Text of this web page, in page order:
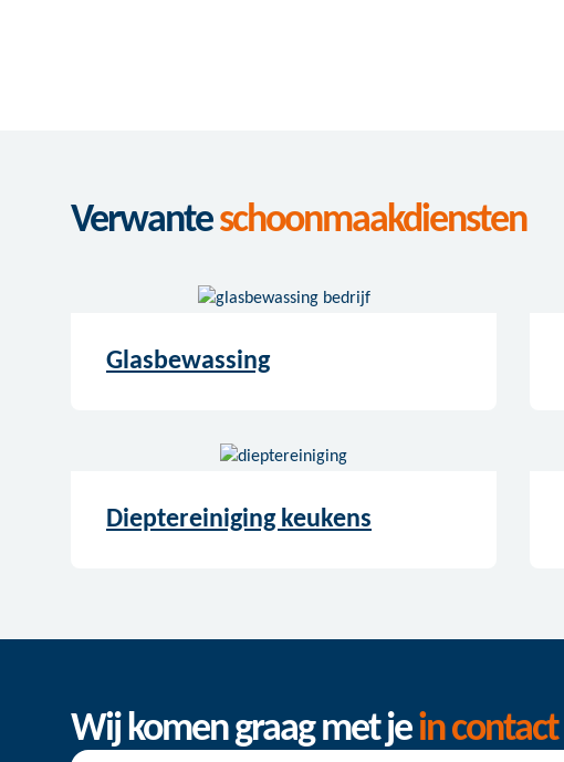
Verwanteschoonmaakdiensten
Glasbewassing
Dieptereiniging keukens
Wij komen graag met jein contact